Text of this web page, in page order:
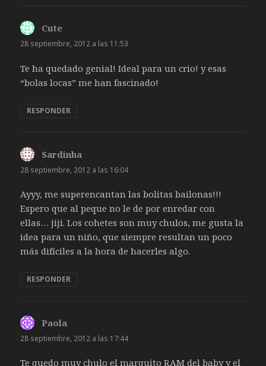
Cute
28 septiembre, 2012 a las 11:53
Te ha quedado genial! Ideal para un crio! y esas
“bolas locas” me han fascinado!
RESPONDER
Sardinha
28 septiembre, 2012 a las 16:04
Ayyy, me superencantan las bolitas bailonas!!!
Espero que al peque no le de por enredar con
ellas… jiji. Los cohetes son muy chulos, me gusta la
idea para un niño, que siempre resultan un poco
más difíciles a la hora de hacerles algo.
RESPONDER
Paola
28 septiembre, 2012 a las 17:44
Te quedo muy chulo el marquito RAM del baby y el